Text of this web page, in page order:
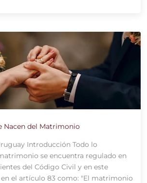
Nacen del Matrimonio
Introducción Todo lo
se encuentra regulado en
del Código Civil y en este
el artículo 83 como: "El matrimonio